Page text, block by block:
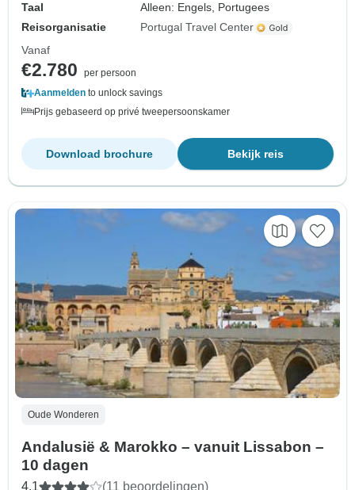
Taal
Alleen: Engels, Portugees
Reisorganisatie
Portugal Travel Center
Vanaf
€2.780
per persoon
Aanmelden to unlock savings
Prijs gebaseerd op privé tweepersoonskamer
Bekijk reis
Download brochure
Oude Wonderen
Andalusië & Marokko – vanuit Lissabon –
10 dagen
4,1 (11 beoordelingen)